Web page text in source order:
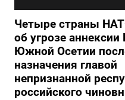
Четыре страны
об угрозе аннексии
Южной Осетии
назначения главой
непризнанной
российского